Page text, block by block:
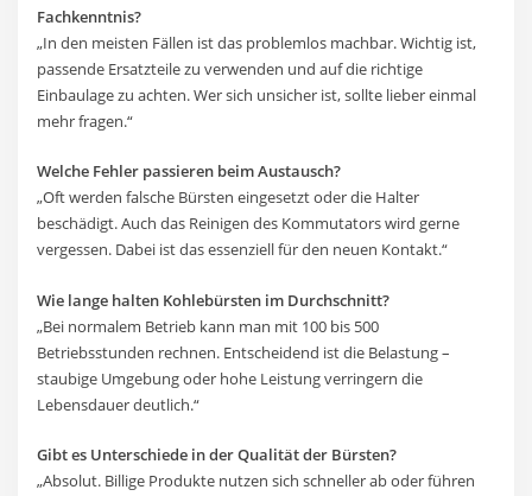
Fachkenntnis?
„In den meisten Fällen ist das problemlos machbar. Wichtig ist,
passende Ersatzteile zu verwenden und auf die richtige
Einbaulage zu achten. Wer sich unsicher ist, sollte lieber einmal
mehr fragen.“
Welche Fehler passieren beim Austausch?
„Oft werden falsche Bürsten eingesetzt oder die Halter
beschädigt. Auch das Reinigen des Kommutators wird gerne
vergessen. Dabei ist das essenziell für den neuen Kontakt.“
Wie lange halten Kohlebürsten im Durchschnitt?
„Bei normalem Betrieb kann man mit 100 bis 500
Betriebsstunden rechnen. Entscheidend ist die Belastung –
staubige Umgebung oder hohe Leistung verringern die
Lebensdauer deutlich.“
Gibt es Unterschiede in der Qualität der Bürsten?
„Absolut. Billige Produkte nutzen sich schneller ab oder führen